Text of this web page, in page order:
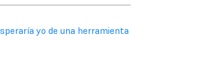
yo de una herramienta